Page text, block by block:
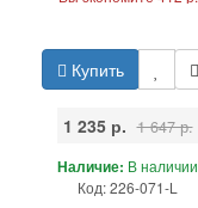
Купить
1 235 р. 1 647 р.
Наличие: В наличии
Код: 226-071-L